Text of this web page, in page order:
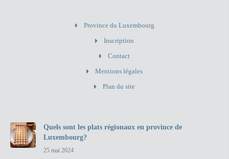
Province du Luxembourg
Inscription
Contact
Mentions légales
Plan du site
Quels sont les plats régionaux en province de
Luxembourg?
25 mai 2024